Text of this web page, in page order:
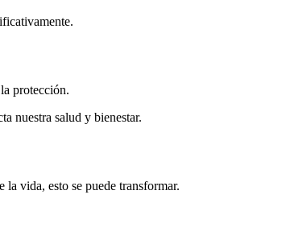
protección.
nuestra salud y bienestar.
vida, esto se puede transformar.